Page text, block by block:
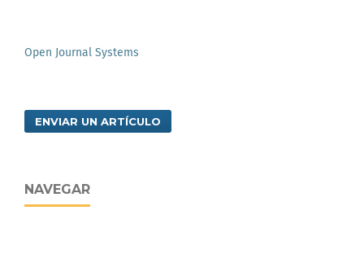
Open Journal Systems
ENVIAR UN ARTÍCULO
NAVEGAR